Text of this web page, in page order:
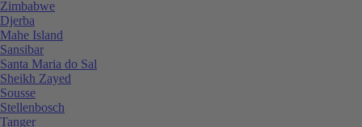
Zimbabwe
Djerba
Mahe Island
Sansibar
Santa Maria do Sal
Sheikh Zayed
Sousse
Stellenbosch
Tanger